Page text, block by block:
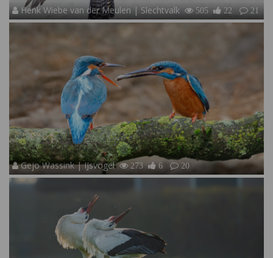
Henk Wiebe van der Meulen | Slechtvalk 505 22 21
Gejo Wassink | IJsvogel 273 6 20